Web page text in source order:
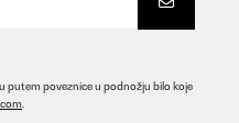
putem poveznice u podnožju bilo koje